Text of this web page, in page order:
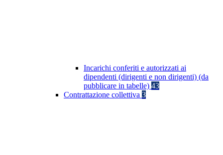
Incarichi conferiti e autorizzati ai
dipendenti (dirigenti e non dirigenti) (da
pubblicare in tabelle) 43
Contrattazione collettiva 3